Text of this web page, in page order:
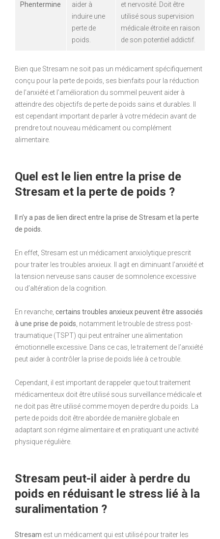
Phentermine
aider à
induire une
perte de
poids.
et nervosité. Doit être
utilisé sous supervision
médicale étroite en raison
de son potentiel addictif.
Bien que Stresam ne soit pas un médicament spécifiquement
conçu pour la perte de poids, ses bienfaits pour la réduction
de l’anxiété et l’amélioration du sommeil peuvent aider à
atteindre des objectifs de perte de poids sains et durables. Il
est cependant important de parler à votre médecin avant de
prendre tout nouveau médicament ou complément
alimentaire.
Quel est le lien entre la prise de
Stresam et la perte de poids ?
Il n’y a pas de lien direct entre la prise de Stresam et la perte
de poids.
En effet, Stresam est un médicament anxiolytique prescrit
pour traiter les troubles anxieux. Il agit en diminuant l’anxiété et
la tension nerveuse sans causer de somnolence excessive
ou d’altération de la cognition.
En revanche, certains troubles anxieux peuvent être associés
à une prise de poids, notamment le trouble de stress post-
traumatique (TSPT) qui peut entraîner une alimentation
émotionnelle excessive. Dans ce cas, le traitement de l’anxiété
peut aider à contrôler la prise de poids liée à ce trouble.
Cependant, il est important de rappeler que tout traitement
médicamenteux doit être utilisé sous surveillance médicale et
ne doit pas être utilisé comme moyen de perdre du poids. La
perte de poids doit être abordée de manière globale en
adaptant son régime alimentaire et en pratiquant une activité
physique régulière.
Stresam peut-il aider à perdre du
poids en réduisant le stress lié à la
suralimentation ?
Stresam est un médicament qui est utilisé pour traiter les